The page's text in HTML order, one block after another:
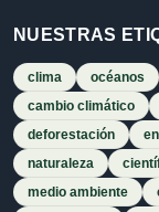
NUESTRAS
clima océanos
cambio climático
deforestación
naturaleza
medio ambiente